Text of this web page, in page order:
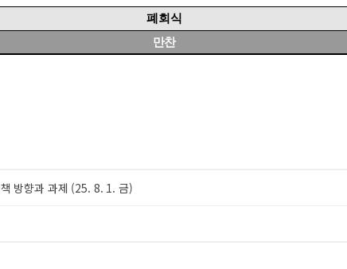
폐회식
만찬
방향과 과제 (25. 8. 1. 금)